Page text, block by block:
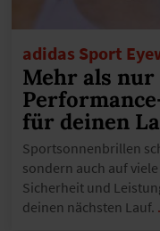
adidas Sport
Mehr als nur
für deinen
Sportsonnenbrillen
sondern auch auf
Sicherheit und
deinen nächsten Lauf.